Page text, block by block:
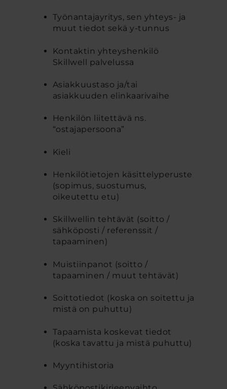
Työnantajayritys, sen yhteys- ja
muut tiedot sekä y-tunnus
Kontaktin yhteyshenkilö
Skillwell palvelussa
Asiakkuustaso ja/tai
asiakkuuden elinkaarivaihe
Henkilön liitettävä ns.
“ostajapersoona”
Kieli
Henkilötietojen käsittelyperuste
(sopimus, suostumus,
oikeutettu etu)
Skillwellin tehtävät (soitto /
sähköposti / referenssit /
tapaaminen)
Muistiinpanot (soitto /
tapaaminen / muut tehtävät)
Soittotiedot (koska on soitettu ja
mistä on puhuttu)
Tapaamista koskevat tiedot
(koska tavattu ja mistä puhuttu)
Myyntihistoria